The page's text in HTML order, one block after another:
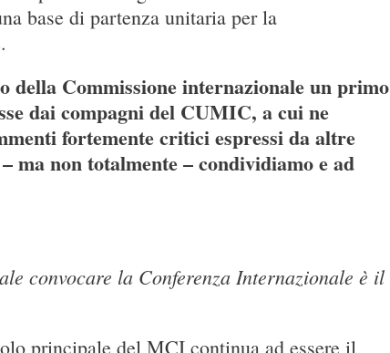
base di partenza unitaria per la
della Commissione internazionale un primo
dai compagni del CUMIC, a cui ne
fortemente critici espressi da altre
ma non totalmente – condividiamo e ad
convocare la Conferenza Internazionale è il
principale del MCI continua ad essere il